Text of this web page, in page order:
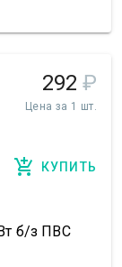
292 ₽
Цена за 1 шт.
КУПИТЬ
б/з ПВС